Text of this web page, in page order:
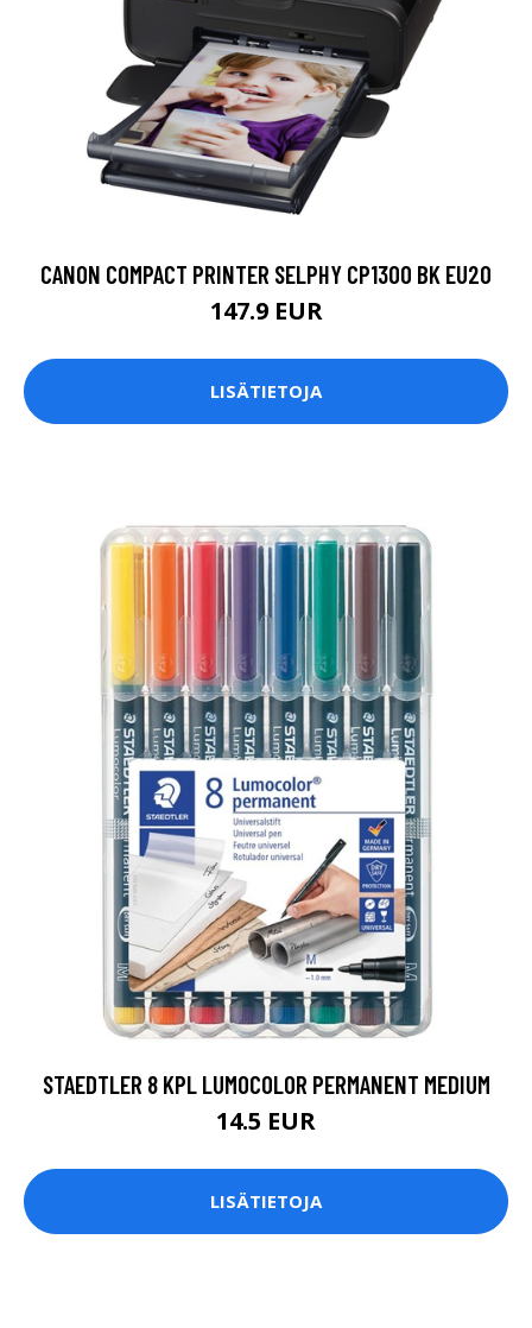
CANON COMPACT PRINTER SELPHY CP1300 BK EU20
147.9 EUR
LISÄTIETOJA
STAEDTLER 8 KPL LUMOCOLOR PERMANENT MEDIUM
14.5 EUR
LISÄTIETOJA